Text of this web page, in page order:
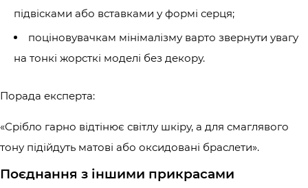
підвісками або вставками у формі серця;
поціновувачкам мінімалізму варто звернути увагу
на тонкі жорсткі моделі без декору.
Порада експерта:
«Срібло гарно відтінює світлу шкіру, а для смаглявого
тону підійдуть матові або оксидовані браслети».
Поєднання з іншими прикрасами